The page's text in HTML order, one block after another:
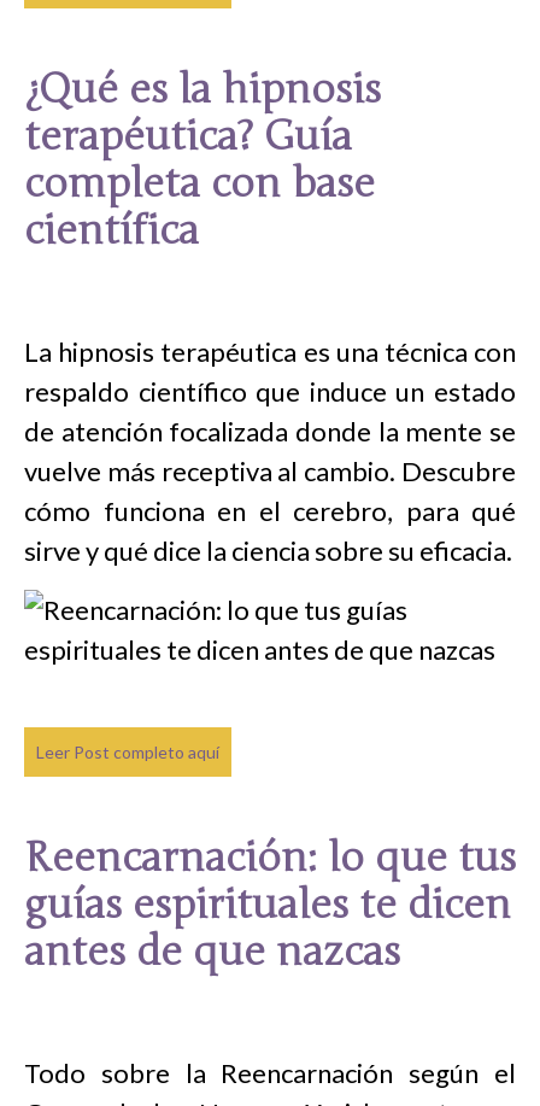
¿Qué es la hipnosis
terapéutica? Guía
completa con base
científica
La hipnosis terapéutica es una técnica con
respaldo científico que induce un estado
de atención focalizada donde la mente se
vuelve más receptiva al cambio. Descubre
cómo funciona en el cerebro, para qué
sirve y qué dice la ciencia sobre su eficacia.
Leer Post completo aquí
Reencarnación: lo que tus
guías espirituales te dicen
antes de que nazcas
Todo sobre la Reencarnación según el